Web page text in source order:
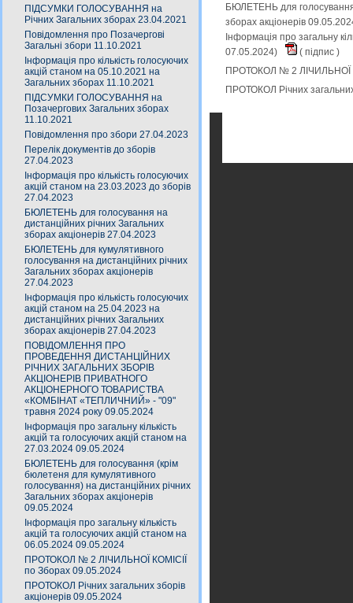
ПІДСУМКИ ГОЛОСУВАННЯ на
Річних Загальних зборах 23.04.2021
Повідомлення про Позачергові
Загальні збори 11.10.2021
Інформація про кількість голосуючих
акцій станом на 05.10.2021 на
Загальних зборах 11.10.2021
ПІДСУМКИ ГОЛОСУВАННЯ на
Позачергових Загальних зборах
11.10.2021
Повідомлення про збори 27.04.2023
Перелік документів до зборів
27.04.2023
Інформація про кількість голосуючих
акцій станом на 23.03.2023 до зборів
27.04.2023
БЮЛЕТЕНЬ для голосування на
дистанційних річних Загальних
зборах акціонерів 27.04.2023
БЮЛЕТЕНЬ для кумулятивного
голосування на дистанційних річних
Загальних зборах акціонерів
27.04.2023
Інформація про кількість голосуючих
акцій станом на 25.04.2023 на
дистанційних річних Загальних
зборах акціонерів 27.04.2023
ПОВІДОМЛЕННЯ ПРО
ПРОВЕДЕННЯ ДИСТАНЦІЙНИХ
РІЧНИХ ЗАГАЛЬНИХ ЗБОРІВ
АКЦІОНЕРІВ ПРИВАТНОГО
АКЦІОНЕРНОГО ТОВАРИСТВА
«КОМБІНАТ «ТЕПЛИЧНИЙ» - "09"
травня 2024 року 09.05.2024
Інформація про загальну кількість
акцій та голосуючих акцій станом на
27.03.2024 09.05.2024
БЮЛЕТЕНЬ для голосування (крім
бюлетеня для кумулятивного
голосування) на дистанційних річних
Загальних зборах акціонерів
09.05.2024
Інформація про загальну кількість
акцій та голосуючих акцій станом на
06.05.2024 09.05.2024
ПРОТОКОЛ № 2 ЛІЧИЛЬНОЇ КОМІСІЇ
по Зборах 09.05.2024
ПРОТОКОЛ Річних загальних зборів
акціонерів 09.05.2024
БЮЛЕТЕНЬ для голосування
зборах акціонерів
Інформація про загальну
07.05.2024)
( підпис )
ПРОТОКОЛ № 2 ЛІЧИЛЬНОЇ
ПРОТОКОЛ Річних